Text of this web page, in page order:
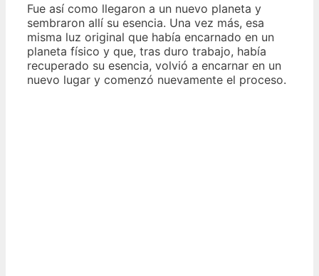
Fue así como llegaron a un nuevo planeta y
sembraron allí su esencia. Una vez más, esa
misma luz original que había encarnado en un
planeta físico y que, tras duro trabajo, había
recuperado su esencia, volvió a encarnar en un
nuevo lugar y comenzó nuevamente el proceso.